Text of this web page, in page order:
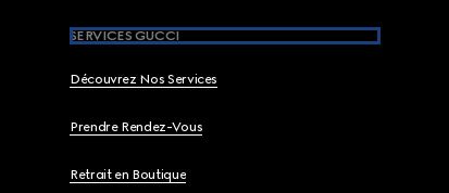
SERVICES GUCCI
Découvrez Nos Services
Prendre Rendez-Vous
Retrait en Boutique